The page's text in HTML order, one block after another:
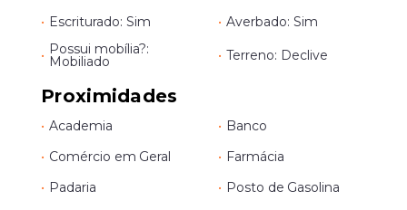
• Escriturado: Sim • Averbado: Sim
• Possui mobília?:
Mobiliado • Terreno: Declive
Proximidades
• Academia • Banco
• Comércio em Geral • Farmácia
• Padaria • Posto de Gasolina